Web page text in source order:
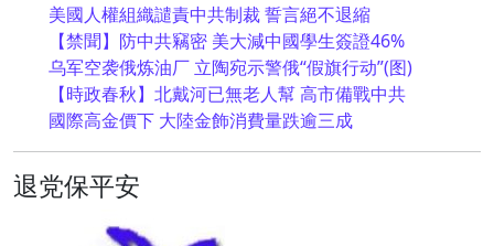
美國人權組織譴責中共制裁 誓言絕不退縮
【禁聞】防中共竊密 美大減中國學生簽證46%
乌军空袭俄炼油厂 立陶宛示警俄“假旗行动”(图)
【時政春秋】北戴河已無老人幫 高市備戰中共
國際高金價下 大陸金飾消費量跌逾三成
退党保平安